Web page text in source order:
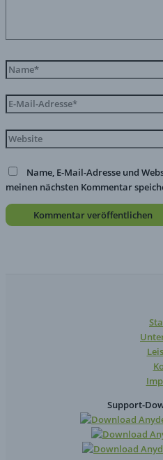
Name, E-Mail-Adresse und
meinen nächsten Kommentar
Support-